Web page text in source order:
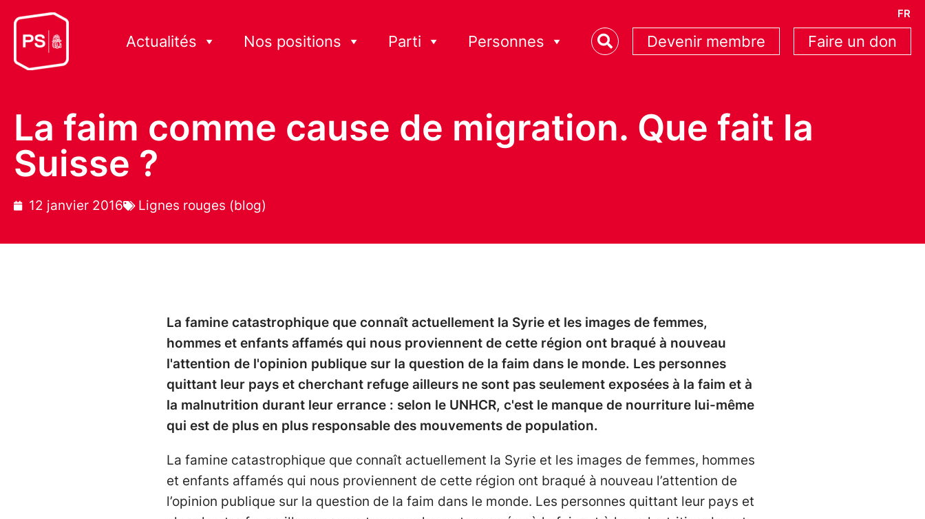
FR
Actualités Nos positions Parti Personnes Devenir membre Faire un don
La faim comme cause de migration. Que fait la
Suisse ?
12 janvier 2016 Lignes rouges (blog)
La famine catastrophique que connaît actuellement la Syrie et les images de femmes,
hommes et enfants affamés qui nous proviennent de cette région ont braqué à nouveau
l'attention de l'opinion publique sur la question de la faim dans le monde. Les personnes
quittant leur pays et cherchant refuge ailleurs ne sont pas seulement exposées à la faim et à
la malnutrition durant leur errance : selon le UNHCR, c'est le manque de nourriture lui-même
qui est de plus en plus responsable des mouvements de population.
La famine catastrophique que connaît actuellement la Syrie et les images de femmes, hommes
et enfants affamés qui nous proviennent de cette région ont braqué à nouveau l’attention de
l’opinion publique sur la question de la faim dans le monde. Les personnes quittant leur pays et